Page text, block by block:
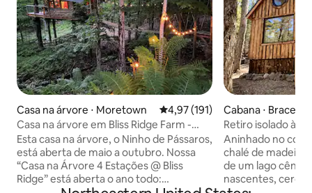
Casa na árvore ⋅ Moretown 4,97 de uma avaliação média de
4,97 (191)
Casa na árvore em Bliss Ridge Farm -
Melhores vistas em VT!
Esta casa na árvore, o Ninho de Pássaros,
está aberta de maio a outubro. Nossa
“Casa na Árvore 4 Estações @ Bliss
Ridge” está aberta o ano todo:
Cabana ⋅
Retiro isolado à
Hideaway
Aninhado no
chalé de madeira
de um lago
nascentes,